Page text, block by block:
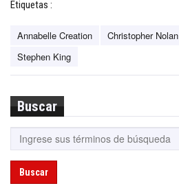
Etiquetas :
Annabelle Creation Christopher Nolan
Stephen King
Buscar
Buscar